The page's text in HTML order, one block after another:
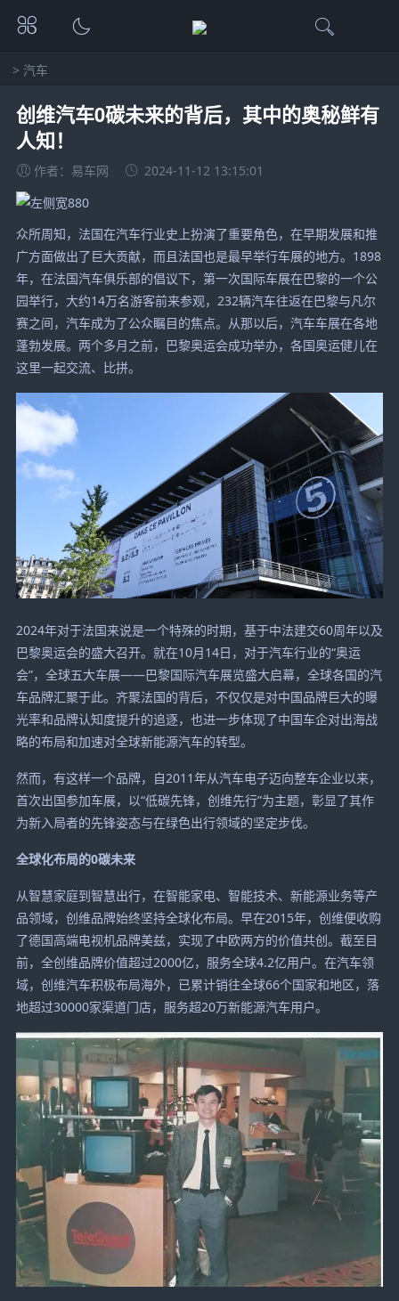
> 汽车
创维汽车0碳未来的背后，其中的奥秘鲜有
人知！
作者：易车网 2024-11-12 13:15:01
众所周知，法国在汽车行业史上扮演了重要角色，在早期发展和推
广方面做出了巨大贡献，而且法国也是最早举行车展的地方。1898
年，在法国汽车俱乐部的倡议下，第一次国际车展在巴黎的一个公
园举行，大约14万名游客前来参观，232辆汽车往返在巴黎与凡尔
赛之间，汽车成为了公众瞩目的焦点。从那以后，汽车车展在各地
蓬勃发展。两个多月之前，巴黎奥运会成功举办，各国奥运健儿在
这里一起交流、比拼。
2024年对于法国来说是一个特殊的时期，基于中法建交60周年以及
巴黎奥运会的盛大召开。就在10月14日，对于汽车行业的“奥运
会”，全球五大车展——巴黎国际汽车展览盛大启幕，全球各国的汽
车品牌汇聚于此。齐聚法国的背后，不仅仅是对中国品牌巨大的曝
光率和品牌认知度提升的追逐，也进一步体现了中国车企对出海战
略的布局和加速对全球新能源汽车的转型。
然而，有这样一个品牌，自2011年从汽车电子迈向整车企业以来，
首次出国参加车展，以“低碳先锋，创维先行”为主题，彰显了其作
为新入局者的先锋姿态与在绿色出行领域的坚定步伐。
全球化布局的0碳未来
从智慧家庭到智慧出行，在智能家电、智能技术、新能源业务等产
品领域，创维品牌始终坚持全球化布局。早在2015年，创维便收购
了德国高端电视机品牌美兹，实现了中欧两方的价值共创。截至目
前，全创维品牌价值超过2000亿，服务全球4.2亿用户。在汽车领
域，创维汽车积极布局海外，已累计销往全球66个国家和地区，落
地超过30000家渠道门店，服务超20万新能源汽车用户。